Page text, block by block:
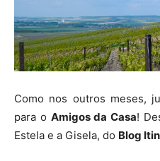
Como nos outros meses,
para o Amigos da Casa!
Estela e a Gisela, do Blog